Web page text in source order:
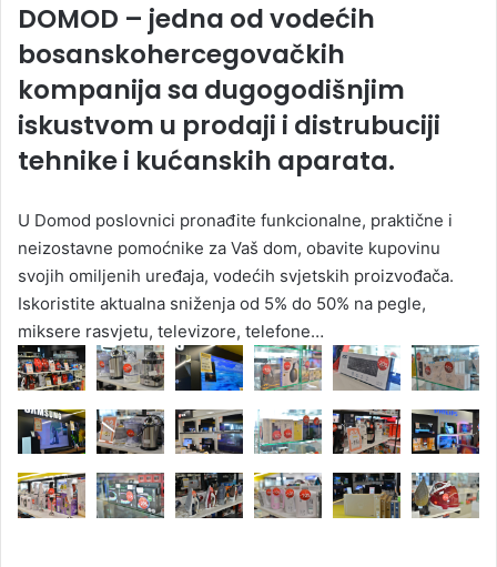
DOMOD – jedna od vodećih
bosanskohercegovačkih
kompanija sa dugogodišnjim
iskustvom u prodaji i distrubuciji
tehnike i kućanskih aparata.
U Domod poslovnici pronađite funkcionalne, praktične i
neizostavne pomoćnike za Vaš dom, obavite kupovinu
svojih omiljenih uređaja, vodećih svjetskih proizvođača.
Iskoristite aktualna sniženja od 5% do 50% na pegle,
miksere rasvjetu, televizore, telefone…